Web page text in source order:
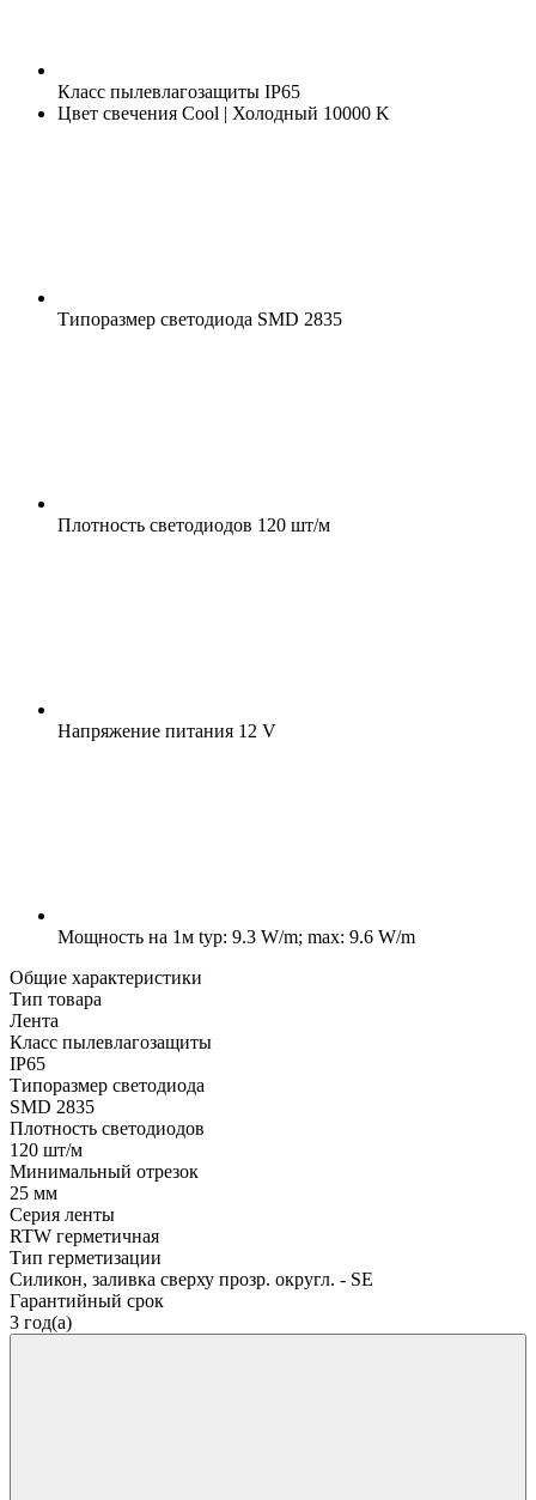
Класс пылевлагозащиты IP65
Цвет свечения Cool | Холодный 10000 K
Типоразмер светодиода SMD 2835
Плотность светодиодов 120 шт/м
Напряжение питания 12 V
Мощность на 1м typ: 9.3 W/m; max: 9.6 W/m
Общие характеристики
Тип товара
Лента
Класс пылевлагозащиты
IP65
Типоразмер светодиода
SMD 2835
Плотность светодиодов
120 шт/м
Минимальный отрезок
25 мм
Серия ленты
RTW герметичная
Тип герметизации
Силикон, заливка сверху прозр. округл. - SE
Гарантийный срок
3 год(а)